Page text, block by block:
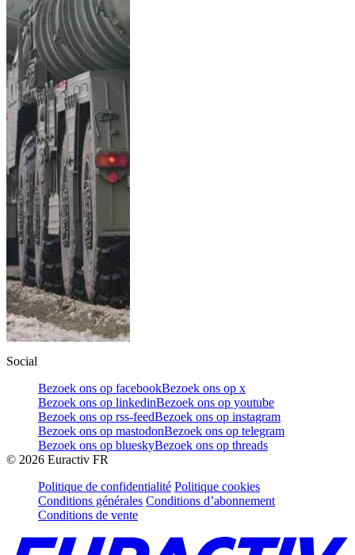
Social
Bezoek ons op facebookBezoek ons op x
Bezoek ons op linkedinBezoek ons op youtube
Bezoek ons op rss-feedBezoek ons op instagram
Bezoek ons op mastodonBezoek ons op telegram
Bezoek ons op blueskyBezoek ons op threads
© 2026 Euractiv FR
Politique de confidentialité Politique cookies
Conditions générales Conditions d’abonnement
Conditions de vente